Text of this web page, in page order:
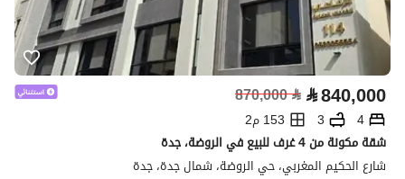
⃁840,000
⃁
870,000
4
3
153 م2
شقة مكونة من 4 غرف للبيع في الروضة، جدة
شارع الحكيم المغربي، حي الروضة، شمال جدة، جدة